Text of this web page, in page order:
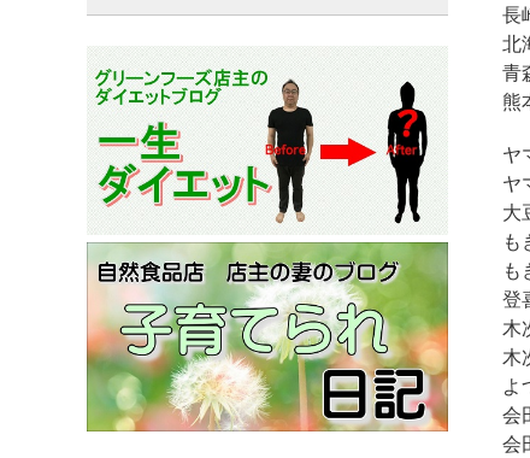
長
北
青
熊
ヤ
ヤ
大
も
も
登
木
木
よ
会
会